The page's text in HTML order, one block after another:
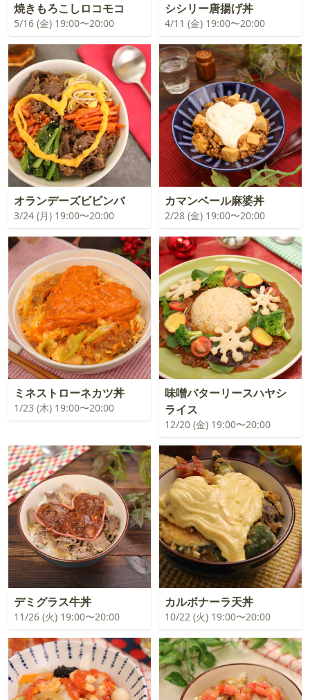
焼きもろこしロコモコ
5/16 (金) 19:00〜20:00
シシリー唐揚げ丼
4/11 (金) 19:00〜20:00
オランデーズビビンバ
3/24 (月) 19:00〜20:00
カマンベール麻婆丼
2/28 (金) 19:00〜20:00
ミネストローネカツ丼
1/23 (木) 19:00〜20:00
味噌バターリースハヤシ
ライス
12/20 (金) 19:00〜20:00
デミグラス牛丼
11/26 (火) 19:00〜20:00
カルボナーラ天丼
10/22 (火) 19:00〜20:00